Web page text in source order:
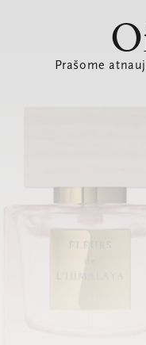
Prašome